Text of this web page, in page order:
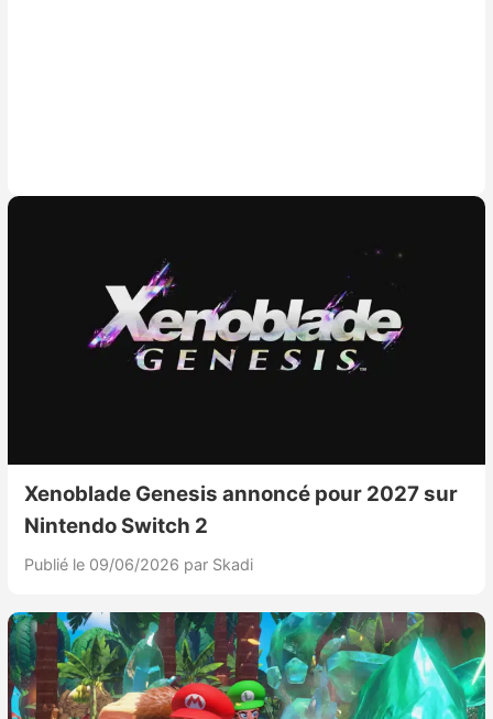
Xenoblade Genesis annoncé pour 2027 sur
Nintendo Switch 2
Publié le 09/06/2026 par Skadi